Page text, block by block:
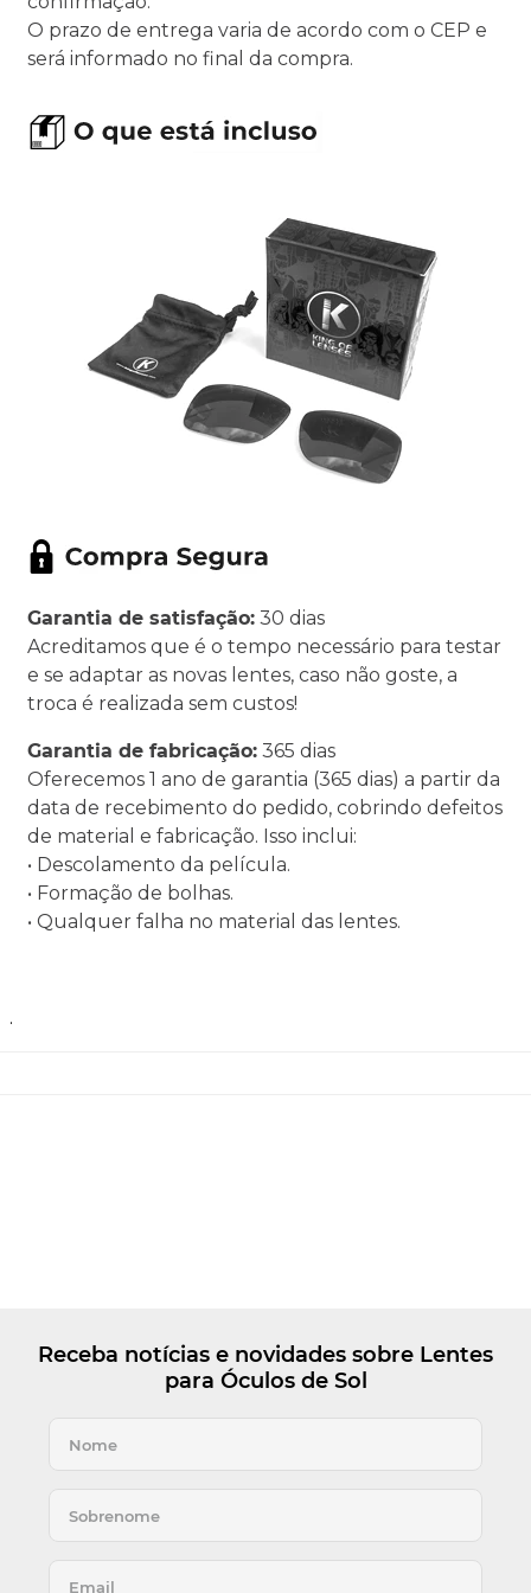
O prazo de entrega varia de acordo com o CEP e
será informado no final da compra.
Garantia de satisfação: 30 dias
Acreditamos que é o tempo necessário para testar
e se adaptar as novas lentes, caso não goste, a
troca é realizada sem custos!
Garantia de fabricação: 365 dias
Oferecemos 1 ano de garantia (365 dias) a partir da
data de recebimento do pedido, cobrindo defeitos
de material e fabricação. Isso inclui:
• Descolamento da película.
• Formação de bolhas.
• Qualquer falha no material das lentes.
.
Receba notícias e novidades sobre Lentes
para Óculos de Sol